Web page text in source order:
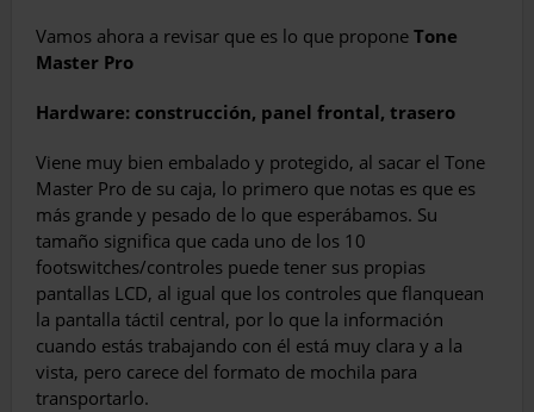
Vamos ahora a revisar que es lo que propone Tone
Master Pro
Hardware: construcción, panel frontal, trasero
Viene muy bien embalado y protegido, al sacar el Tone
Master Pro de su caja, lo primero que notas es que es
más grande y pesado de lo que esperábamos. Su
tamaño significa que cada uno de los 10
footswitches/controles puede tener sus propias
pantallas LCD, al igual que los controles que flanquean
la pantalla táctil central, por lo que la información
cuando estás trabajando con él está muy clara y a la
vista, pero carece del formato de mochila para
transportarlo.